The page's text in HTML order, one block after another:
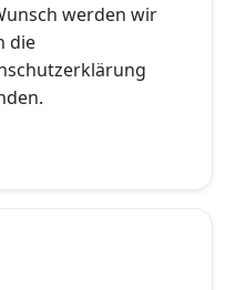
werden wir
die